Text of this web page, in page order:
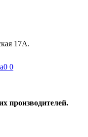
17А.
0 0
производителей.